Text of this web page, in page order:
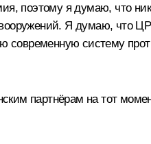
поэтому я думаю, что
вооружений. Я думаю, что
систему
партнёрам на тот